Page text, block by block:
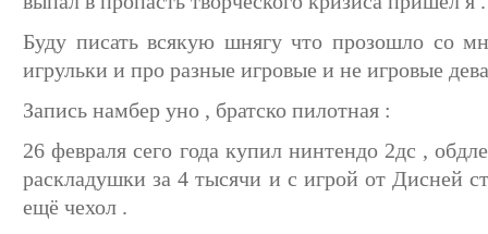
Буду писать всякую шнягу что прозошло со
игрульки и про разные игровые и не игровые
Запись намбер уно , братско пилотная :
26 февраля сего года купил нинтендо 2дс ,
раскладушки за 4 тысячи и с игрой от Дисней
ещё чехол .